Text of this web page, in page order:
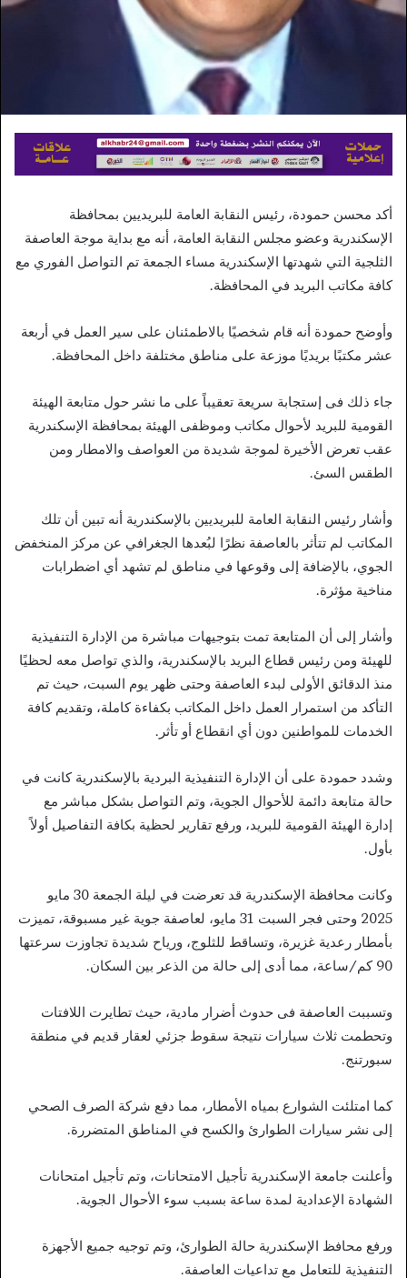
أكد محسن حمودة، رئيس النقابة العامة للبريديين بمحافظة
الإسكندرية وعضو مجلس النقابة العامة، أنه مع بداية موجة العاصفة
الثلجية التي شهدتها الإسكندرية مساء الجمعة تم التواصل الفوري مع
كافة مكاتب البريد في المحافظة.
وأوضح حمودة أنه قام شخصيًا بالاطمئنان على سير العمل في أربعة
عشر مكتبًا بريديًا موزعة على مناطق مختلفة داخل المحافظة.
جاء ذلك فى إستجابة سريعة تعقيباً على ما نشر حول متابعة الهيئة
القومية للبريد لأحوال مكاتب وموظفى الهيئة بمحافظة الإسكندرية
عقب تعرض الأخيرة لموجة شديدة من العواصف والامطار ومن
الطقس السئ.
وأشار رئيس النقابة العامة للبريديين بالإسكندرية أنه تبين أن تلك
المكاتب لم تتأثر بالعاصفة نظرًا لبُعدها الجغرافي عن مركز المنخفض
الجوي، بالإضافة إلى وقوعها في مناطق لم تشهد أي اضطرابات
مناخية مؤثرة.
وأشار إلى أن المتابعة تمت بتوجيهات مباشرة من الإدارة التنفيذية
للهيئة ومن رئيس قطاع البريد بالإسكندرية، والذي تواصل معه لحظيًا
منذ الدقائق الأولى لبدء العاصفة وحتى ظهر يوم السبت، حيث تم
التأكد من استمرار العمل داخل المكاتب بكفاءة كاملة، وتقديم كافة
الخدمات للمواطنين دون أي انقطاع أو تأثر.
وشدد حمودة على أن الإدارة التنفيذية البردية بالإسكندرية كانت في
حالة متابعة دائمة للأحوال الجوية، وتم التواصل بشكل مباشر مع
إدارة الهيئة القومية للبريد، ورفع تقارير لحظية بكافة التفاصيل أولاً
بأول.
وكانت محافظة الإسكندرية قد تعرضت في ليلة الجمعة 30 مايو
2025 وحتى فجر السبت 31 مايو، لعاصفة جوية غير مسبوقة، تميزت
بأمطار رعدية غزيرة، وتساقط للثلوج، ورياح شديدة تجاوزت سرعتها
90 كم/ساعة، مما أدى إلى حالة من الذعر بين السكان.
وتسببت العاصفة فى حدوث أضرار مادية، حيث تطايرت اللافتات
وتحطمت ثلاث سيارات نتيجة سقوط جزئي لعقار قديم في منطقة
سبورتنج.
كما امتلئت الشوارع بمياه الأمطار، مما دفع شركة الصرف الصحي
إلى نشر سيارات الطوارئ والكسح في المناطق المتضررة.
وأعلنت جامعة الإسكندرية تأجيل الامتحانات، وتم تأجيل امتحانات
الشهادة الإعدادية لمدة ساعة بسبب سوء الأحوال الجوية.
ورفع محافظ الإسكندرية حالة الطوارئ، وتم توجيه جميع الأجهزة
التنفيذية للتعامل مع تداعيات العاصفة.